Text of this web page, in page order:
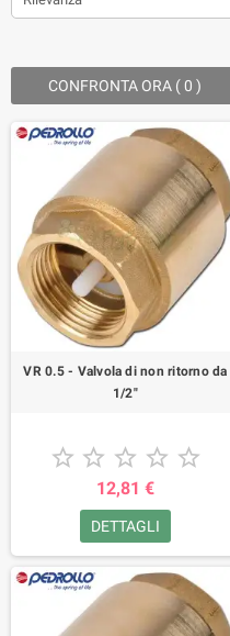
CONFRONTA ORA (0) ‎
VR 0.5 - Valvola di non ritorno da
1/2"
    
12,81 €
DETTAGLI